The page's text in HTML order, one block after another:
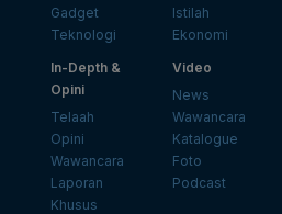
Gadget
Teknologi
Istilah
Ekonomi
In-Depth &
Opini
Telaah
Opini
Wawancara
Laporan
Khusus
Video
News
Wawancara
Katalogue
Foto
Podcast